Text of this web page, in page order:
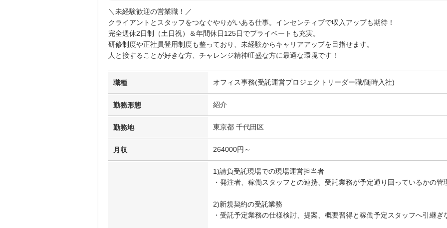
＼未経験歓迎の営業職！／
クライアントとスタッフをつなぐやりがいある仕事。インセンティブで収入アップも期待！
完全週休2日制（土日祝）＆年間休日125日でプライベートも充実。
研修制度や正社員登用制度も整っており、未経験からキャリアアップを目指せます。
人と接することが好きな方、チャレンジ精神旺盛な方に最適な環境です！
職種 オフィス事務(受託運営プロジェクトリーダー職/随時入社)
勤務形態 紹介
勤務地 東京都 千代田区
月収 264000円～
1)請負受託現場での現場運営担当者
・発注者、稼働スタッフとの連携、受託業務が予定通り回っているかの管
2)新規契約の受託業務
・受託予定業務の仕様検討、提案、概要習得と稼働予定スタッフへ引継ぎ